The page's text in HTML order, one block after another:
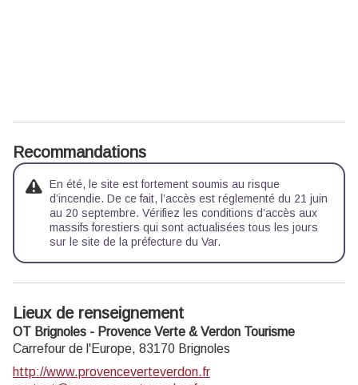
Recommandations
En été, le site est fortement soumis au risque
d’incendie. De ce fait, l’accès est réglementé du 21 juin
au 20 septembre. Vérifiez les conditions d’accès aux
massifs forestiers qui sont actualisées tous les jours
sur le site de la préfecture du Var.
Lieux de renseignement
OT Brignoles - Provence Verte & Verdon Tourisme
Carrefour de l'Europe, 83170 Brignoles
http://www.provenceverteverdon.fr